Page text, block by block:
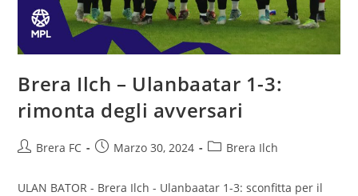
Brera Ilch – Ulanbaatar 1-3:
rimonta degli avversari
Brera FC Marzo 30, 2024 Brera Ilch
ULAN BATOR - Brera Ilch - Ulanbaatar 1-3: sconfitta per il